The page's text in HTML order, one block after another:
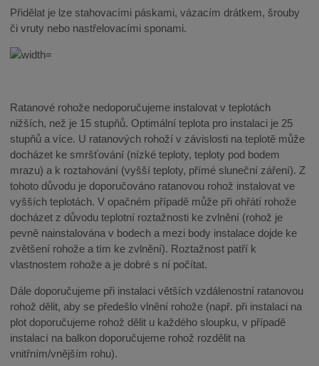
Přidělat je lze stahovacími páskami, vázacím drátkem, šrouby
či vruty nebo nastřelovacími sponami.
Ratanové rohože nedoporučujeme instalovat v teplotách
nižších, než je 15 stupňů. Optimální teplota pro instalaci je 25
stupňů a více. U ratanových rohoží v závislosti na teplotě může
docházet ke smršťování (nízké teploty, teploty pod bodem
mrazu) a k roztahování (vyšší teploty, přímé sluneční záření). Z
tohoto důvodu je doporučováno ratanovou rohož instalovat ve
vyšších teplotách. V opačném případě může při ohřátí rohože
docházet z důvodu teplotní roztažnosti ke zvlnění (rohož je
pevně nainstalována v bodech a mezi body instalace dojde ke
zvětšení rohože a tím ke zvlnění). Roztažnost patří k
vlastnostem rohože a je dobré s ní počítat.
Dále doporučujeme při instalaci větších vzdálenostní ratanovou
rohož dělit, aby se předešlo vlnění rohože (např. při instalaci na
plot doporučujeme rohož dělit u každého sloupku, v případě
instalací na balkon doporučujeme rohož rozdělit na
vnitřním/vnějším rohu).